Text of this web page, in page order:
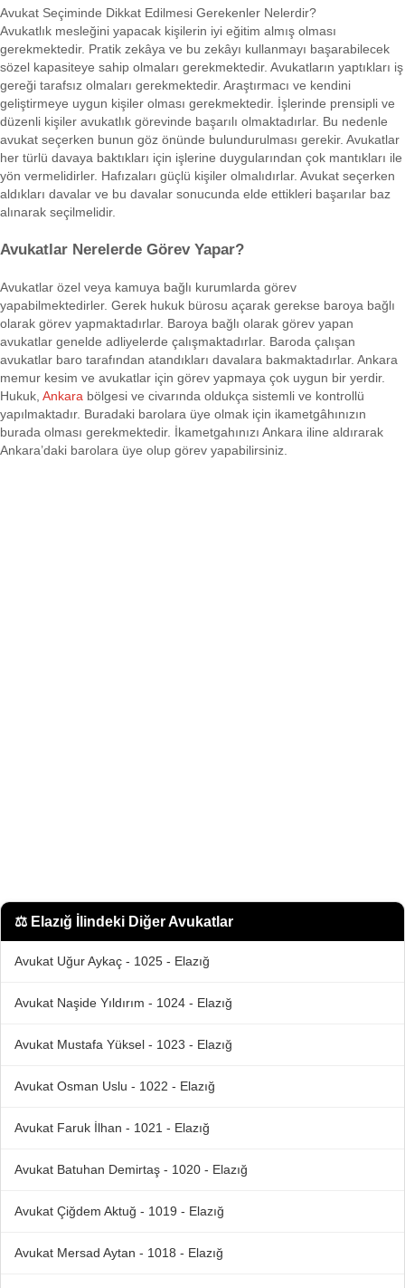
Avukat Seçiminde Dikkat Edilmesi Gerekenler Nelerdir?
Avukatlık mesleğini yapacak kişilerin iyi eğitim almış olması
gerekmektedir. Pratik zekâya ve bu zekâyı kullanmayı başarabilecek
sözel kapasiteye sahip olmaları gerekmektedir. Avukatların yaptıkları iş
gereği tarafsız olmaları gerekmektedir. Araştırmacı ve kendini
geliştirmeye uygun kişiler olması gerekmektedir. İşlerinde prensipli ve
düzenli kişiler avukatlık görevinde başarılı olmaktadırlar. Bu nedenle
avukat seçerken bunun göz önünde bulundurulması gerekir. Avukatlar
her türlü davaya baktıkları için işlerine duygularından çok mantıkları ile
yön vermelidirler. Hafızaları güçlü kişiler olmalıdırlar. Avukat seçerken
aldıkları davalar ve bu davalar sonucunda elde ettikleri başarılar baz
alınarak seçilmelidir.
Avukatlar Nerelerde Görev Yapar?
Avukatlar özel veya kamuya bağlı kurumlarda görev
yapabilmektedirler. Gerek hukuk bürosu açarak gerekse baroya bağlı
olarak görev yapmaktadırlar. Baroya bağlı olarak görev yapan
avukatlar genelde adliyelerde çalışmaktadırlar. Baroda çalışan
avukatlar baro tarafından atandıkları davalara bakmaktadırlar. Ankara
memur kesim ve avukatlar için görev yapmaya çok uygun bir yerdir.
Hukuk, Ankara bölgesi ve civarında oldukça sistemli ve kontrollü
yapılmaktadır. Buradaki barolara üye olmak için ikametgâhınızın
burada olması gerekmektedir. İkametgahınızı Ankara iline aldırarak
Ankara’daki barolara üye olup görev yapabilirsiniz.
⚖️ Elazığ İlindeki Diğer Avukatlar
Avukat Uğur Aykaç - 1025 - Elazığ
Avukat Naşide Yıldırım - 1024 - Elazığ
Avukat Mustafa Yüksel - 1023 - Elazığ
Avukat Osman Uslu - 1022 - Elazığ
Avukat Faruk İlhan - 1021 - Elazığ
Avukat Batuhan Demirtaş - 1020 - Elazığ
Avukat Çiğdem Aktuğ - 1019 - Elazığ
Avukat Mersad Aytan - 1018 - Elazığ